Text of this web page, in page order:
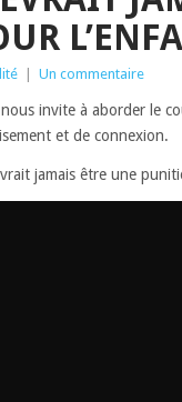
Un commentaire
invite à aborder le
et de connexion.
jamais être une